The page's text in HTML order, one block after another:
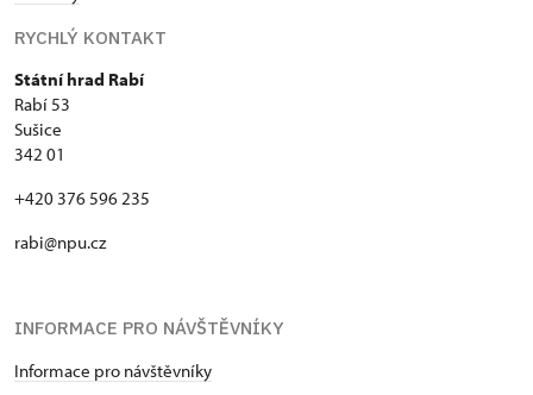
RYCHLÝ KONTAKT
Státní hrad Rabí
Rabí 53
Sušice
342 01
+420 376 596 235
rabi@npu.cz
INFORMACE PRO NÁVŠTĚVNÍKY
Informace pro návštěvníky